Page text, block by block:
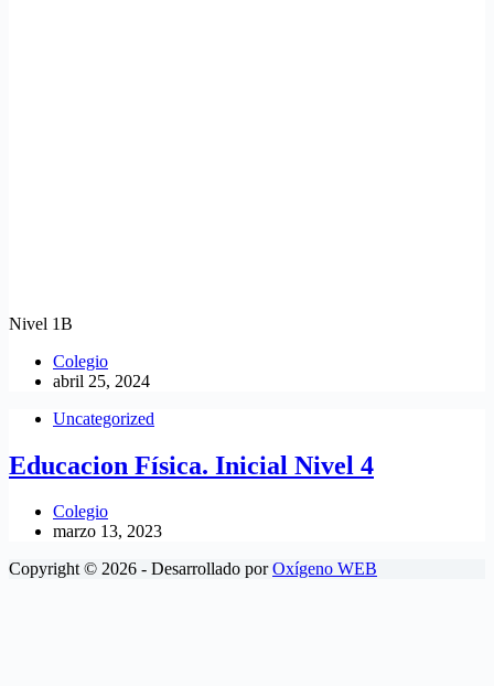
Nivel 1B
Colegio
abril 25, 2024
Uncategorized
Educacion Física. Inicial Nivel 4
Colegio
marzo 13, 2023
Copyright © 2026 - Desarrollado porOxígeno WEB